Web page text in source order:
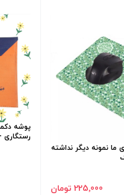
نمونه دیگر نداشته
225٬000 تومان
پوشه
رستگاری